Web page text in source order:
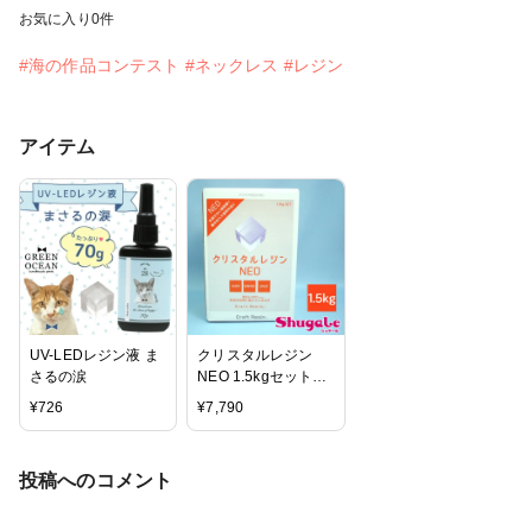
お気に入り 0件
#海の作品コンテスト #ネックレス #レジン
アイテム
UV-LEDレジン液 ま
さるの涙
¥726
クリスタルレジン
NEO 1.5kgセットレ
ジン レジン液 アク
セサリー | 粘土 型 型
¥7,790
投稿へのコメント